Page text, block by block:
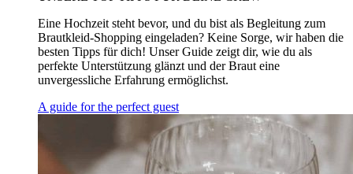
Eine Hochzeit steht bevor, und du bist als Begleitung zum
Brautkleid-Shopping eingeladen? Keine Sorge, wir haben die
besten Tipps für dich! Unser Guide zeigt dir, wie du als
perfekte Unterstützung glänzt und der Braut eine
unvergessliche Erfahrung ermöglichst.
A guide for the perfect guest